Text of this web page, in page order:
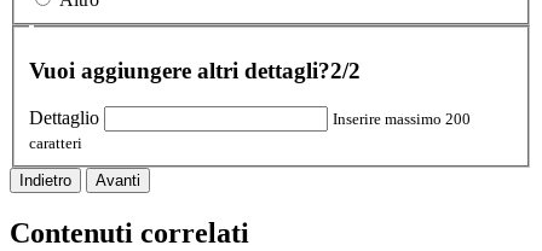
Vuoi aggiungere altri dettagli?2/2
Dettaglio
Inserire massimo 200
caratteri
Indietro Avanti
Contenuti correlati